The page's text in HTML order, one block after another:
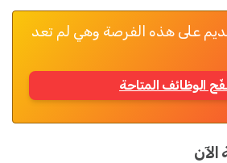
على هذه الفرصة وهي لم تعد
الوظائف المتاحة